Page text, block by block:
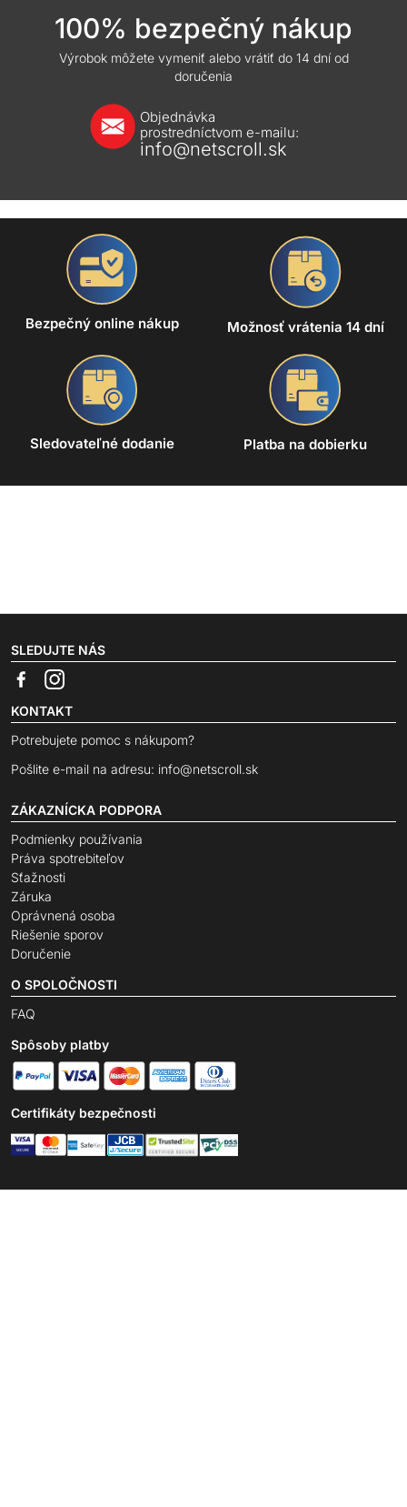
100% bezpečný nákup
Výrobok môžete vymeniť alebo vrátiť do 14 dní od
doručenia
Objednávka
prostredníctvom e-mailu:
info@netscroll.sk
Bezpečný online nákup Možnosť vrátenia 14 dní
Sledovateľné dodanie Platba na dobierku
SLEDUJTE NÁS
KONTAKT
Potrebujete pomoc s nákupom?
Pošlite e-mail na adresu: info@netscroll.sk
ZÁKAZNÍCKA PODPORA
Podmienky používania
Práva spotrebiteľov
Sťažnosti
Záruka
Oprávnená osoba
Riešenie sporov
Doručenie
O SPOLOČNOSTI
FAQ
Spôsoby platby
Certifikáty bezpečnosti